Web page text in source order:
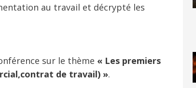
au travail et décrypté les
sur le thème « Les premiers
de travail) ».